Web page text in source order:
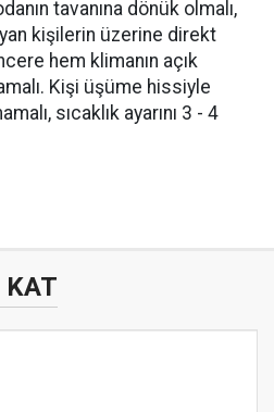
tavanına dönük olmalı,
kişilerin üzerine direkt
hem klimanın açık
Kişi üşüme hissiyle
sıcaklık ayarını 3 - 4
KAT